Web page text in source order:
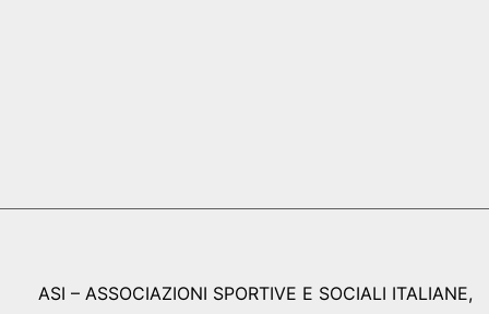
ASI – ASSOCIAZIONI SPORTIVE E SOCIALI ITALIANE,